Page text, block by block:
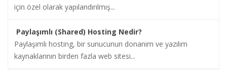
için özel olarak yapılandırılmış...
Paylaşımlı (Shared) Hosting Nedir?
Paylaşımlı hosting, bir sunucunun donanım ve yazılım
kaynaklarının birden fazla web sitesi...